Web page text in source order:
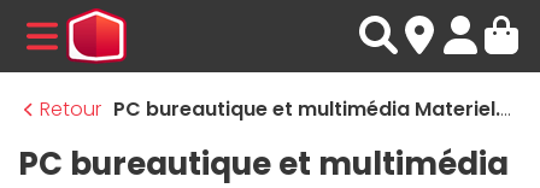
MENU
Retour
PC bureautique et multimédia Materiel.net
PC bureautique et multimédia